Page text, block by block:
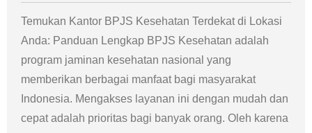
Temukan Kantor BPJS Kesehatan Terdekat di Lokasi
Anda: Panduan Lengkap BPJS Kesehatan adalah
program jaminan kesehatan nasional yang
memberikan berbagai manfaat bagi masyarakat
Indonesia. Mengakses layanan ini dengan mudah dan
cepat adalah prioritas bagi banyak orang. Oleh karena